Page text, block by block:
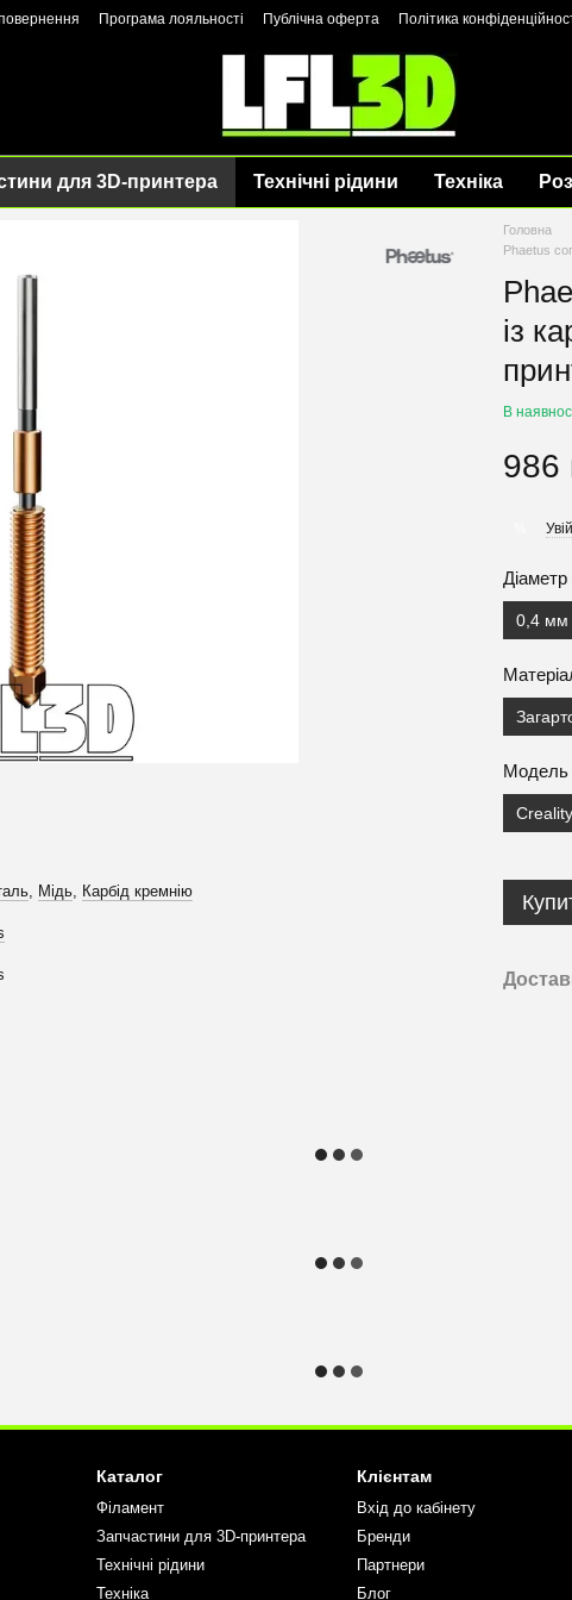
Програма лояльності Публічна оферта Політика
для 3D-принтера Технічні рідини Техніка
, Мідь, Карбід кремнію
Головна
Phaetus
із
В
986
0,4 мм
Модель
Каталог
Філамент
Запчастини для 3D-принтера
Технічні рідини
Техніка
Клієнтам
Вхід до кабінету
Бренди
Партнери
Блог